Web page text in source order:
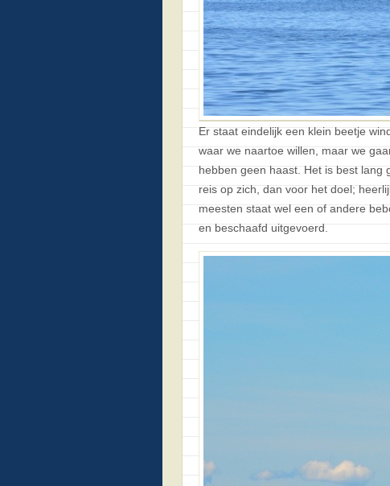
Er staat eindelijk een klein beetje
waar we naartoe willen, maar we
hebben geen haast. Het is best lang
reis op zich, dan voor het doel;
meesten staat wel een of andere
en beschaafd uitgevoerd.